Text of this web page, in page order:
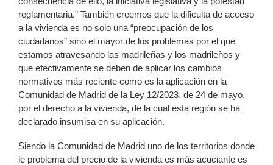
reglamentaria.” También creemos que la dificulta de acceso
a la vivienda es no solo una “preocupación de los
ciudadanos” sino el mayor de los problemas por el que
estamos atravesando las madrileñas y los madrileños y
que efectivamente se deben de aplicar los cambios
normativos más reciente como es la aplicación en la
Comunidad de Madrid de la Ley 12/2023, de 24 de mayo,
por el derecho a la vivienda, de la cual esta región se ha
declarado insumisa en su aplicación.
Siendo la Comunidad de Madrid uno de los territorios donde
le problema del precio de la vivienda es más acuciante es